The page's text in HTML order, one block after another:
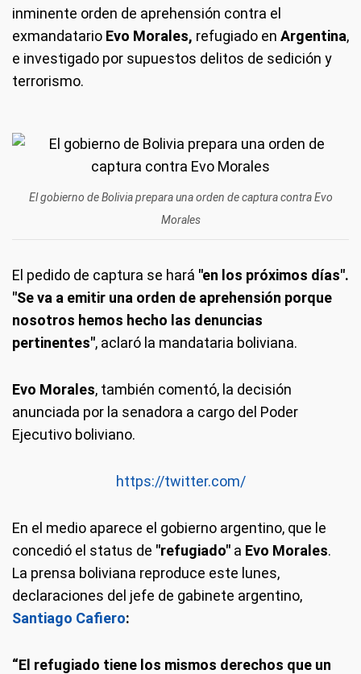
inminente orden de aprehensión contra el
exmandatario Evo Morales, refugiado en Argentina,
e investigado por supuestos delitos de sedición y
terrorismo.
El gobierno de Bolivia prepara una orden de captura contra Evo
Morales
El pedido de captura se hará "en los próximos días".
"Se va a emitir una orden de aprehensión porque
nosotros hemos hecho las denuncias
pertinentes", aclaró la mandataria boliviana.
Evo Morales, también comentó, la decisión
anunciada por la senadora a cargo del Poder
Ejecutivo boliviano.
https://twitter.com/
En el medio aparece el gobierno argentino, que le
concedió el status de "refugiado" a Evo Morales.
La prensa boliviana reproduce este lunes,
declaraciones del jefe de gabinete argentino,
Santiago Cafiero:
“El refugiado tiene los mismos derechos que un